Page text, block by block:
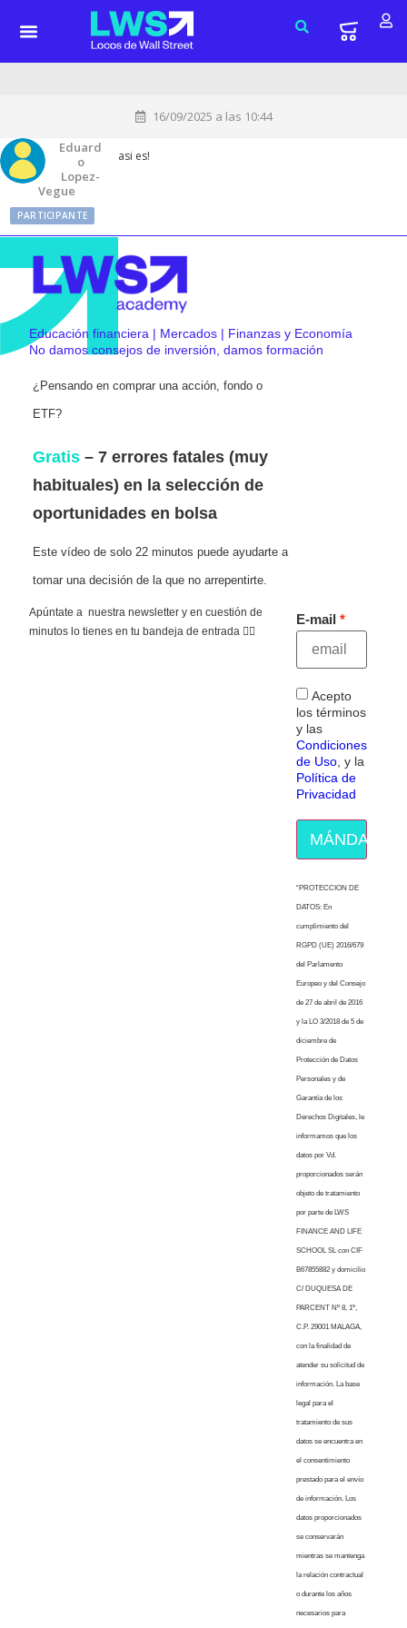
16/09/2025 a las 10:44
Eduard
O
Lopez-
Vegue
PARTICIPANTE
asi es!
Educación financiera | Mercados | Finanzas y Economía
No damos consejos de inversión, damos formación
¿Pensando en comprar una acción, fondo o
ETF?
Gratis – 7 errores fatales (muy
habituales) en la selección de
oportunidades en bolsa
Este vídeo de solo 22 minutos puede ayudarte a
tomar una decisión de la que no arrepentirte.
Apúntate a nuestra newsletter y en cuestión de
minutos lo tienes en tu bandeja de entrada 👇🏻
E-mail
Acepto
los términos
y las
Condiciones
de Uso, y la
Política de
Privacidad
MÁNDAME
“PROTECCION DE
DATOS: En
cumplimiento del
RGPD (UE) 2016/679
del Parlamento
Europeo y del Consejo
de 27 de abril de 2016
y la LO 3/2018 de 5 de
diciembre de
Protección de Datos
Personales y de
Garantía de los
Derechos Digitales, le
informamos que los
datos por Vd.
proporcionados serán
objeto de tratamiento
por parte de LWS
FINANCE AND LIFE
SCHOOL SL con CIF
B67855882 y domicilio
C/ DUQUESA DE
PARCENT Nº 8, 1º,
C.P. 29001 MALAGA,
con la finalidad de
atender su solicitud de
información. La base
legal para el
tratamiento de sus
datos se encuentra en
el consentimiento
prestado para el envío
de información. Los
datos proporcionados
se conservarán
mientras se mantenga
la relación contractual
o durante los años
necesarios para